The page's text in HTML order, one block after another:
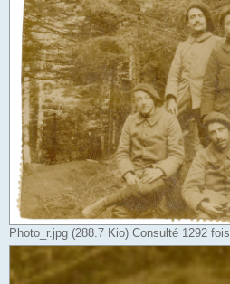
Photo_r.jpg (288.7 Kio) Consulté 1292 fois